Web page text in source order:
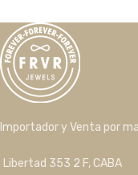
Importador y Venta por
Libertad 353 2 F, CABA